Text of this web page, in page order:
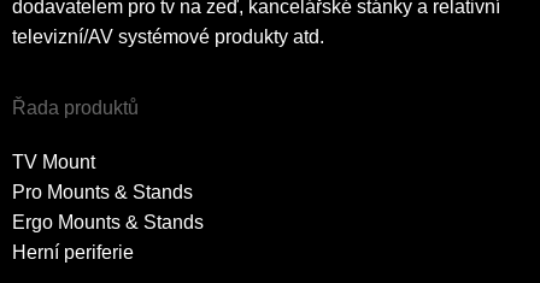
dodavatelem pro tv na zeď, kancelářské stánky a relativní
televizní/AV systémové produkty atd.
Řada produktů
TV Mount
Pro Mounts & Stands
Ergo Mounts & Stands
Herní periferie